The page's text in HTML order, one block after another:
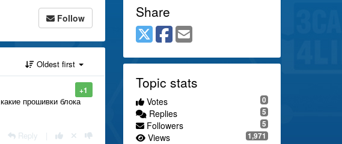
Follow
Oldest first
+1
прошивки блока
Reply
Share
Topic stats
0
Votes
5
Replies
5
Followers
1,971
Views